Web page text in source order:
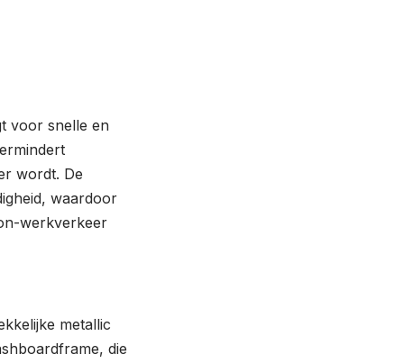
voor snelle en
wordt. De
waardoor
werkverkeer
metallic
die